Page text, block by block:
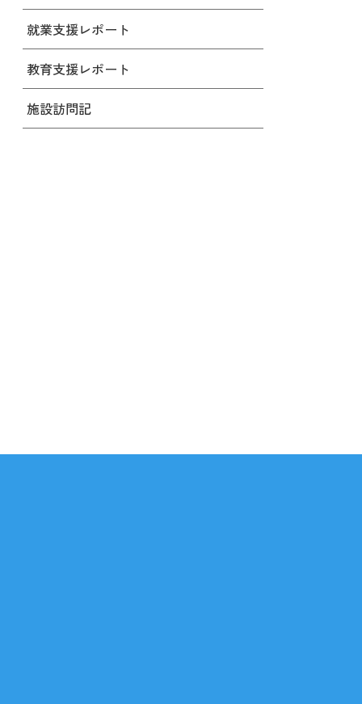
就業支援レポート
教育支援レポート
施設訪問記